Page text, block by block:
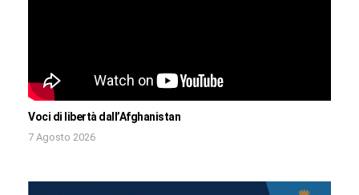
Voci di libertà dall’Afghanistan
7 Agosto 2026